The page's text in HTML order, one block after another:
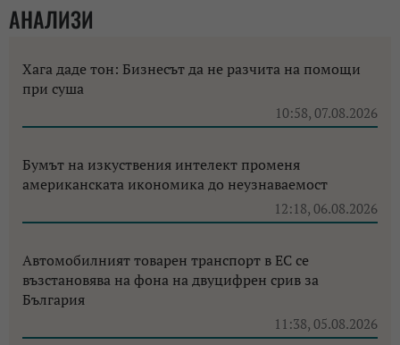
АНАЛИЗИ
Хага даде тон: Бизнесът да не разчита на помощи
при суша
10:58, 07.08.2026
Бумът на изкуствения интелект променя
американската икономика до неузнаваемост
12:18, 06.08.2026
Автомобилният товарен транспорт в ЕС се
възстановява на фона на двуцифрен срив за
България
11:38, 05.08.2026